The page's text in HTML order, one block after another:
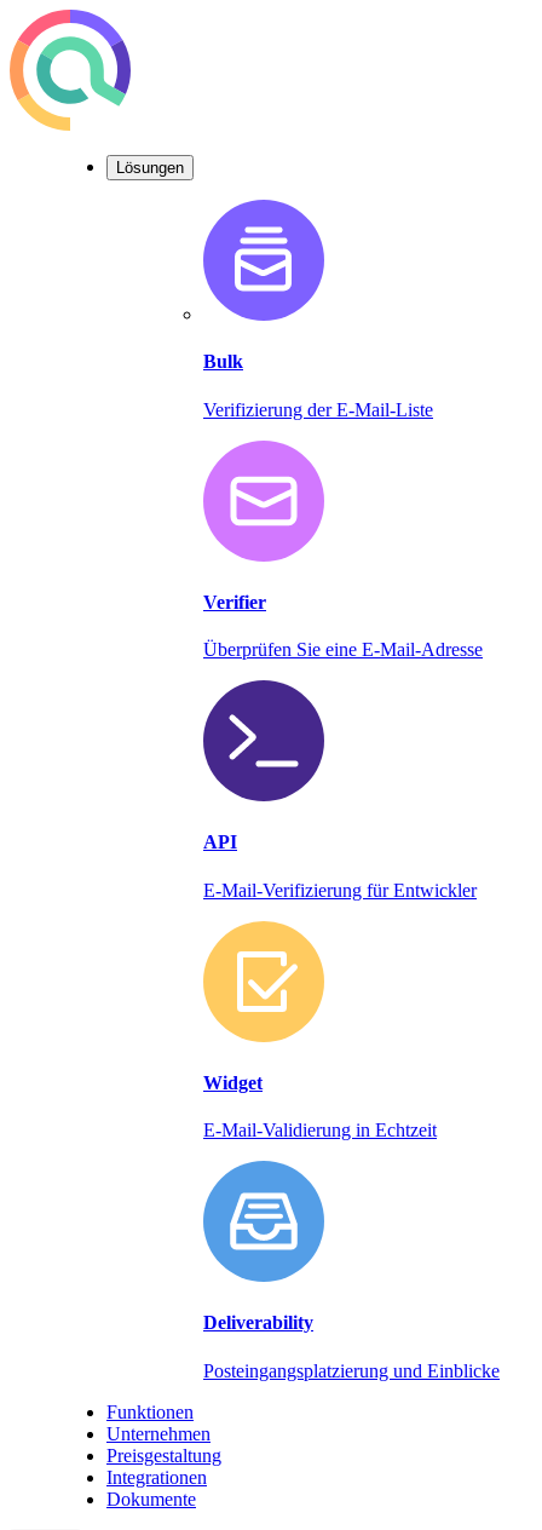
Lösungen
Bulk
Verifizierung der E-Mail-Liste
Verifier
Überprüfen Sie eine E-Mail-Adresse
API
E-Mail-Verifizierung für Entwickler
Widget
E-Mail-Validierung in Echtzeit
Deliverability
Posteingangsplatzierung und Einblicke
Funktionen
Unternehmen
Preisgestaltung
Integrationen
Dokumente